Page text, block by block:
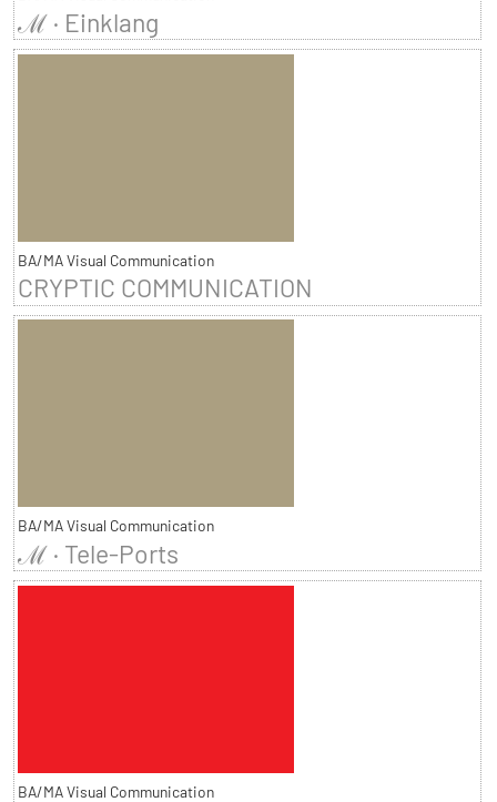
ℳ · Einklang
BA/MA Visual Communication
CRYPTIC COMMUNICATION
BA/MA Visual Communication
ℳ · Tele-Ports
BA/MA Visual Communication